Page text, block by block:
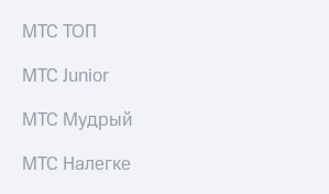
МТС ТОП
МТС Junior
МТС Мудрый
МТС Налегке